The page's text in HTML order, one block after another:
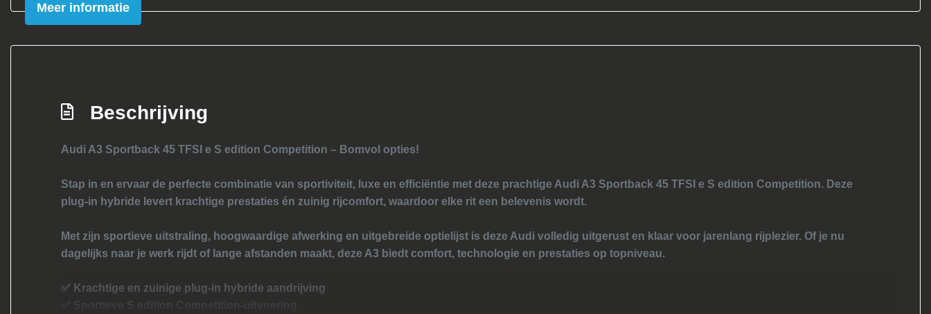
Geluidsisolerend glas
Keyless entry/start
Oplaadmogelijkheid
Passagiersairbag
Rijstrooksensor met correctie
Schakelpaddles
Uitwijk assistent
Passagiersstoel in hoogte verstelbaar
Voorstoelen verwarmd
Meer informatie
Beschrijving
Audi A3 Sportback 45 TFSI e S edition Competition – Bomvol opties!
Stap in en ervaar de perfecte combinatie van sportiviteit, luxe en efficiëntie met deze prachtige Audi A3 Sportback 45 TFSI e S edition Competition. Deze
plug-in hybride levert krachtige prestaties én zuinig rijcomfort, waardoor elke rit een belevenis wordt.
Met zijn sportieve uitstraling, hoogwaardige afwerking en uitgebreide optielijst is deze Audi volledig uitgerust en klaar voor jarenlang rijplezier. Of je nu
dagelijks naar je werk rijdt of lange afstanden maakt, deze A3 biedt comfort, technologie en prestaties op topniveau.
✅ Krachtige en zuinige plug-in hybride aandrijving
✅ Sportieve S edition Competition-uitvoering